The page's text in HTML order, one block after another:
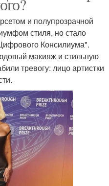
и полупрозрачной
стиля, но стало
Консилиума".
макияж и стильную
тревогу: лицо артистки